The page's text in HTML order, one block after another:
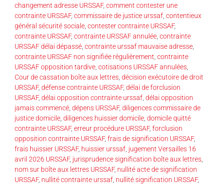
changement adresse URSSAF, comment contester une
contrainte URSSAF, commissaire de justice urssaf contentieux
général sécurité sociale contester contrainte URSSAF,
contrainte URSSAF, contrainte URSSAF annulée contrainte
URSSAF délai dépassé contrainte urssaf mauvaise adresse
contrainte URSSAF non signifiée régulièrement contrainte
URSSAF opposition tardive cotisations URSSAF annulées
Cour de cassation boîte aux lettres décision exécutoire de droit
URSSAF, défense contrainte URSSAF, délai de forclusion
URSSAF, délai opposition contrainte urssaf délai opposition
jamais commencé dépens URSSAF, diligences commissaire de
justice domicile diligences huissier domicile domicile quitté
contrainte URSSAF, erreur procédure URSSAF, forclusion
opposition contrainte URSSAF, frais de signification URSSAF,
frais huissier URSSAF, huissier urssaf jugement Versailles 16
avril 2026 URSSAF, jurisprudence signification boîte aux lettres
nom sur boîte aux lettres URSSAF, nullité acte de signification
URSSAF, nullité contrainte urssaf nullité signification URSSAF,